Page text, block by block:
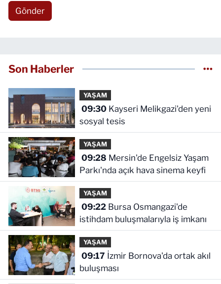
Gönder
Son Haberler
YAŞAM
09:30Kayseri Melikgazi'den yeni
sosyal tesis
YAŞAM
09:28
Parkı'nda açık hava sinema keyfi
YAŞAM
09:22Bursa Osmangazi'de
istihdam buluşmalarıyla iş imkanı
YAŞAM
09:17
buluşması